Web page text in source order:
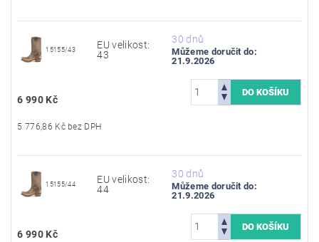
15155/43
EU velikost:
43
30 dnů
Můžeme doručit do:
21.9.2026
6 990 Kč
5 776,86 Kč bez DPH
15155/44
EU velikost:
44
30 dnů
Můžeme doručit do:
21.9.2026
6 990 Kč